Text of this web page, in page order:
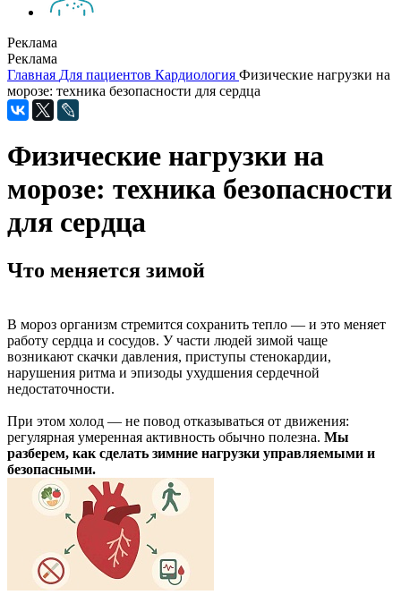
Реклама
Реклама
Главная Для пациентов Кардиология Физические нагрузки на
морозе: техника безопасности для сердца
Физические нагрузки на
морозе: техника безопасности
для сердца
Что меняется зимой
В мороз организм стремится сохранить тепло — и это меняет
работу сердца и сосудов. У части людей зимой чаще
возникают скачки давления, приступы стенокардии,
нарушения ритма и эпизоды ухудшения сердечной
недостаточности.
При этом холод — не повод отказываться от движения:
регулярная умеренная активность обычно полезна. Мы
разберем, как сделать зимние нагрузки управляемыми и
безопасными.